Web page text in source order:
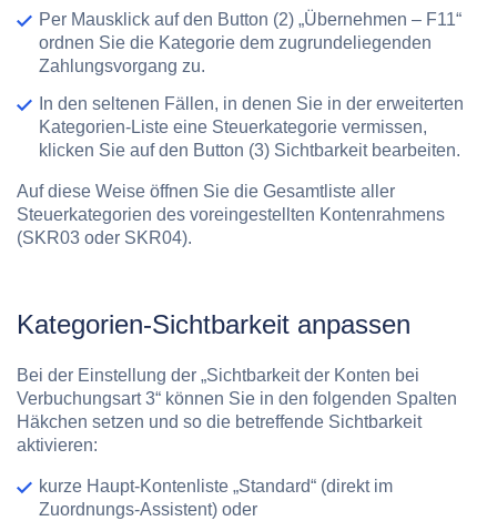
Per Mausklick auf den Button (2) „Übernehmen – F11“
ordnen Sie die Kategorie dem zugrundeliegenden
Zahlungsvorgang zu.
In den seltenen Fällen, in denen Sie in der erweiterten
Kategorien-Liste eine Steuerkategorie vermissen,
klicken Sie auf den Button (3) Sichtbarkeit bearbeiten.
Auf diese Weise öffnen Sie die Gesamtliste aller
Steuerkategorien des voreingestellten Kontenrahmens
(SKR03 oder SKR04).
Kategorien-Sichtbarkeit anpassen
Bei der Einstellung der „Sichtbarkeit der Konten bei
Verbuchungsart 3“ können Sie in den folgenden Spalten
Häkchen setzen und so die betreffende Sichtbarkeit
aktivieren:
kurze Haupt-Kontenliste „Standard“ (direkt im
Zuordnungs-Assistent) oder